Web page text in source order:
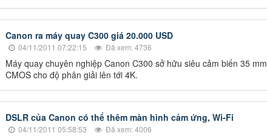
Canon ra máy quay C300 giá 20.000 USD
04/11/2011 07:22:15 Đã xem: 4736
Máy quay chuyên nghiệp Canon C300 sở hữu siêu cảm biến 35 mm
CMOS cho độ phân giải lên tới 4K.
DSLR của Canon có thể thêm màn hình cảm ứng, Wi-Fi
04/11/2011 05:58:53 Đã xem: 4006